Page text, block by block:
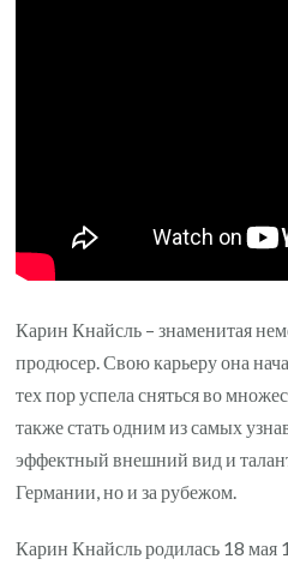
Карин Кнайсль – знаменитая
продюсер. Свою карьеру она
тех пор успела сняться во
также стать одним из самых
эффектный внешний вид и
Германии, но и за рубежом.
Карин Кнайсль родилась 18 мая